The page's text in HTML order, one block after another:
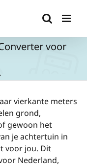
voor
vierkante meters
grond,
gewoon het
je achtertuin in
voor jou. Dit
Nederland,